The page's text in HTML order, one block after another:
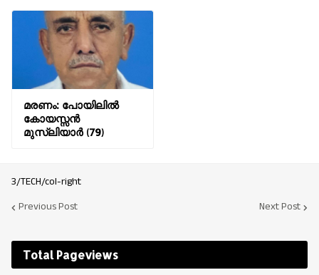
മരണം: പോയിലിൽ
കോയസ്സൻ
മുസ്ലിയാർ (79)
3/TECH/col-right
Previous Post
Next Post
Total Pageviews